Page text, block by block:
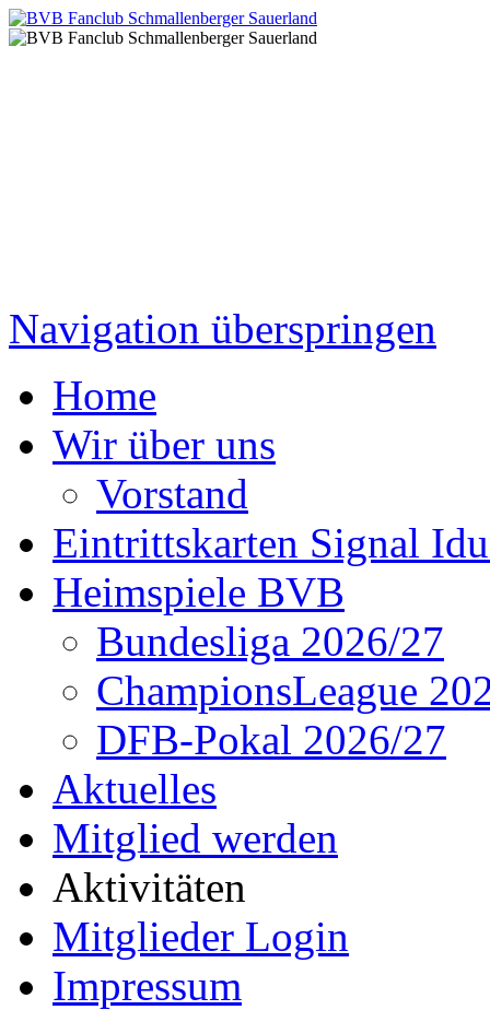
Navigation überspringen
Home
Wir über uns
Vorstand
Eintrittskarten Signal
Heimspiele BVB
Bundesliga 2026/27
ChampionsLeague
DFB-Pokal 2026/27
Aktuelles
Mitglied werden
Aktivitäten
Mitglieder Login
Impressum